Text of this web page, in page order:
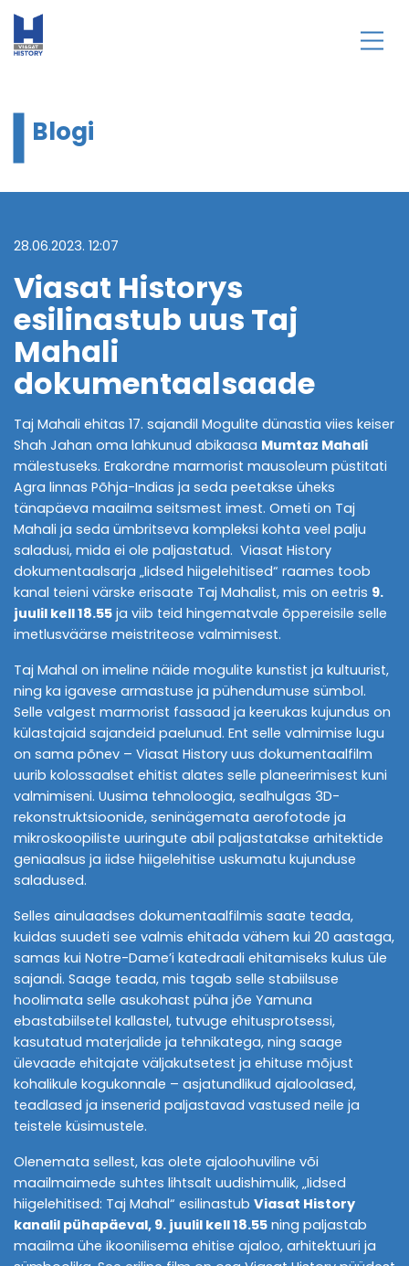
Blogi
28.06.2023. 12:07
Viasat Historys
esilinastub uus Taj
Mahali
dokumentaalsaade
Taj Mahali ehitas 17. sajandil Mogulite dünastia viies keiser
Shah Jahan oma lahkunud abikaasa Mumtaz Mahali
mälestuseks. Erakordne marmorist mausoleum püstitati
Agra linnas Põhja-Indias ja seda peetakse üheks
tänapäeva maailma seitsmest imest. Ometi on Taj
Mahali ja seda ümbritseva kompleksi kohta veel palju
saladusi, mida ei ole paljastatud. Viasat History
dokumentaalsarja „Iidsed hiigelehitised“ raames toob
kanal teieni värske erisaate Taj Mahalist, mis on eetris 9.
juulil kell 18.55 ja viib teid hingematvale õppereisile selle
imetlusväärse meistriteose valmimisest.
Taj Mahal on imeline näide mogulite kunstist ja kultuurist,
ning ka igavese armastuse ja pühendumuse sümbol.
Selle valgest marmorist fassaad ja keerukas kujundus on
külastajaid sajandeid paelunud. Ent selle valmimise lugu
on sama põnev – Viasat History uus dokumentaalfilm
uurib kolossaalset ehitist alates selle planeerimisest kuni
valmimiseni. Uusima tehnoloogia, sealhulgas 3D-
rekonstruktsioonide, seninägemata aerofotode ja
mikroskoopiliste uuringute abil paljastatakse arhitektide
geniaalsus ja iidse hiigelehitise uskumatu kujunduse
saladused.
Selles ainulaadses dokumentaalfilmis saate teada,
kuidas suudeti see valmis ehitada vähem kui 20 aastaga,
samas kui Notre-Dame’i katedraali ehitamiseks kulus üle
sajandi. Saage teada, mis tagab selle stabiilsuse
hoolimata selle asukohast püha jõe Yamuna
ebastabiilsetel kallastel, tutvuge ehitusprotsessi,
kasutatud materjalide ja tehnikatega, ning saage
ülevaade ehitajate väljakutsetest ja ehituse mõjust
kohalikule kogukonnale – asjatundlikud ajaloolased,
teadlased ja insenerid paljastavad vastused neile ja
teistele küsimustele.
Olenemata sellest, kas olete ajaloohuviline või
maailmaimede suhtes lihtsalt uudishimulik, „Iidsed
hiigelehitised: Taj Mahal“ esilinastub Viasat History
kanalil pühapäeval, 9. juulil kell 18.55 ning paljastab
maailma ühe ikoonilisema ehitise ajaloo, arhitektuuri ja